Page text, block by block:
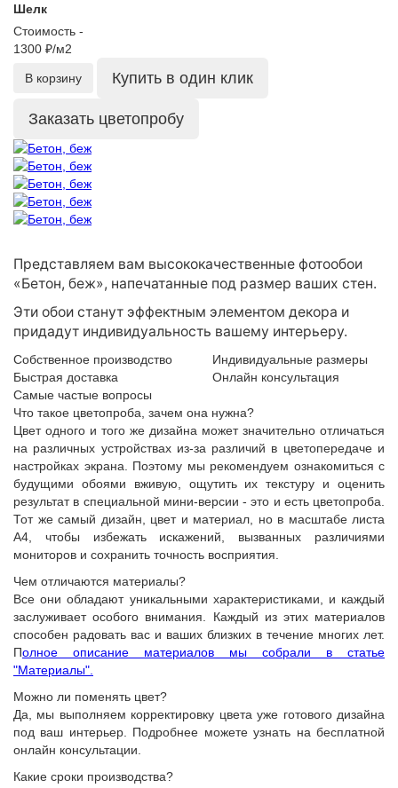
Шелк
Стоимость -
1300 ₽/м2
В корзину Купить в один клик
Заказать цветопробу
Представляем вам высококачественные фотообои
«Бетон, беж», напечатанные под размер ваших стен.
Эти обои станут эффектным элементом декора и
придадут индивидуальность вашему интерьеру.
Собственное производство
Индивидуальные размеры
Быстрая доставка
Онлайн консультация
Самые частые вопросы
Что такое цветопроба, зачем она нужна?
Цвет одного и того же дизайна может значительно отличаться
на различных устройствах из-за различий в цветопередаче и
настройках экрана. Поэтому мы рекомендуем ознакомиться с
будущими обоями вживую, ощутить их текстуру и оценить
результат в специальной мини-версии - это и есть цветопроба.
Тот же самый дизайн, цвет и материал, но в масштабе листа
А4, чтобы избежать искажений, вызванных различиями
мониторов и сохранить точность восприятия.
Чем отличаются материалы?
Все они обладают уникальными характеристиками, и каждый
заслуживает особого внимания. Каждый из этих материалов
способен радовать вас и ваших близких в течение многих лет.
Полное описание материалов мы собрали в статье
"Материалы".
Можно ли поменять цвет?
Да, мы выполняем корректировку цвета уже готового дизайна
под ваш интерьер. Подробнее можете узнать на бесплатной
онлайн консультации.
Какие сроки производства?